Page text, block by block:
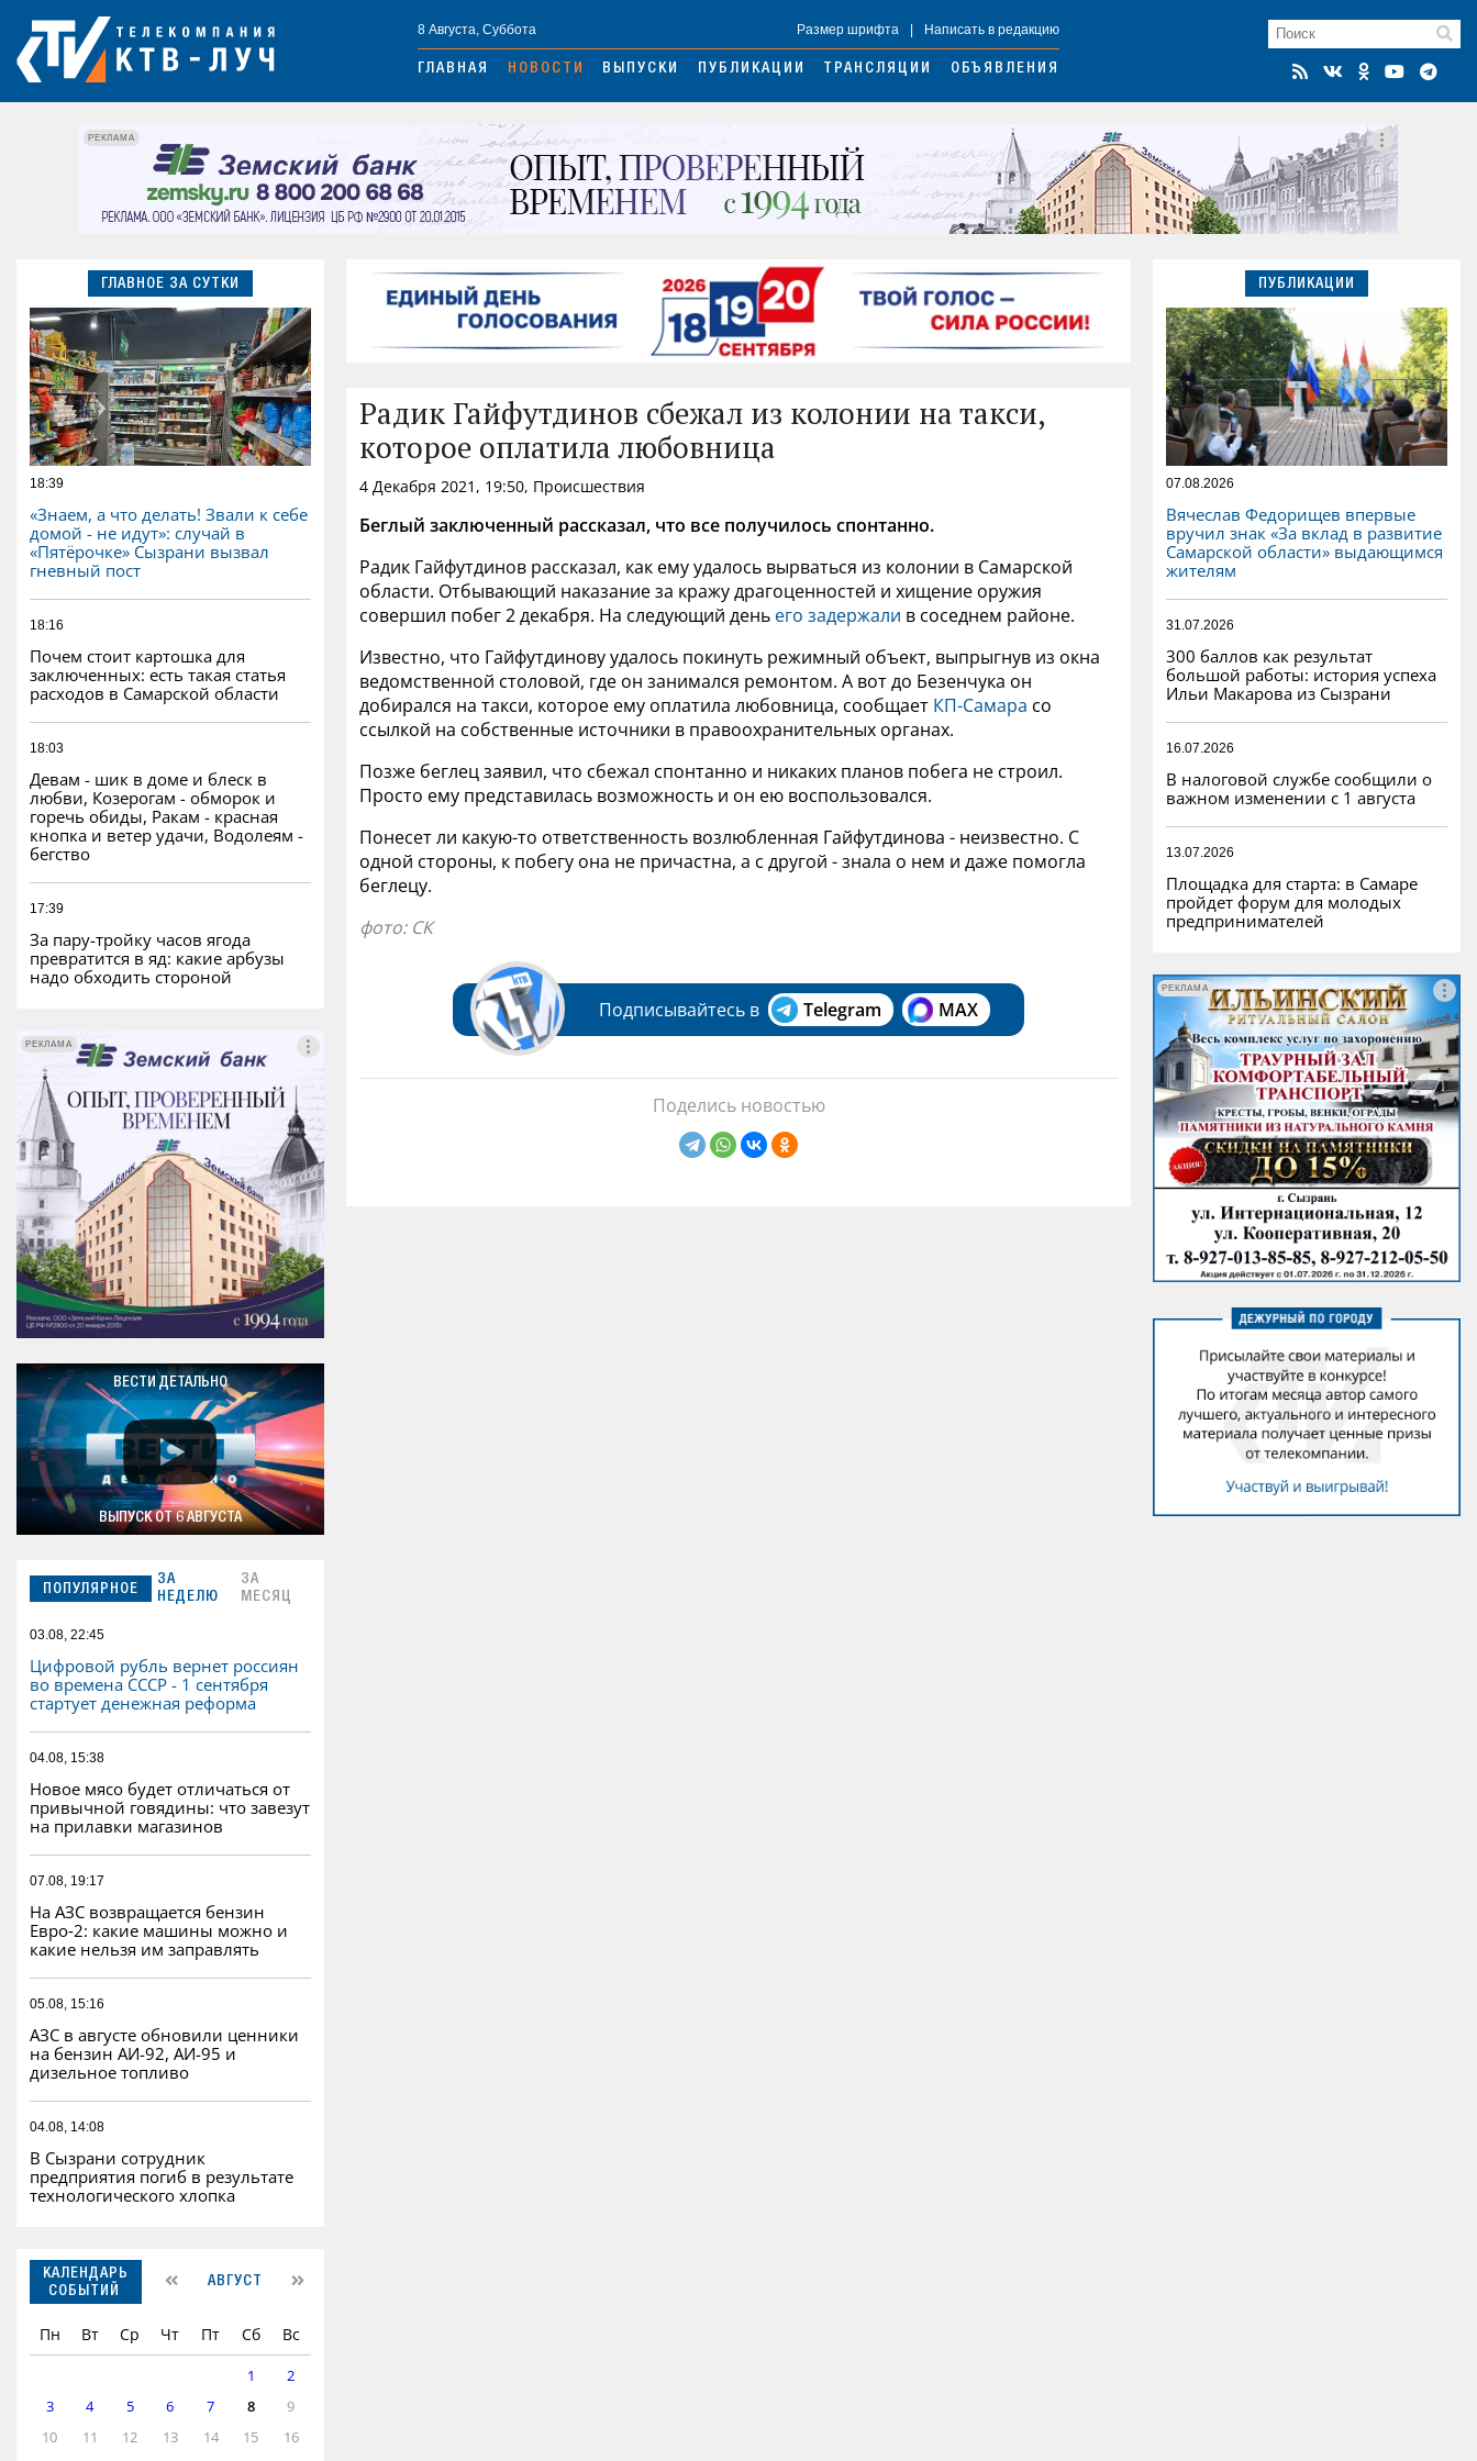
8 Августа, Суббота Размер шрифта Написать в редакцию
ГЛАВНАЯ НОВОСТИ ВЫПУСКИ ПУБЛИКАЦИИ ТРАНСЛЯЦИИ ОБЪЯВЛЕНИЯ
РЕКЛАМА
ГЛАВНОЕ ЗА СУТКИ
18:39
«Знаем, а что делать! Звали к себе
домой - не идут»: случай в
«Пятёрочке» Сызрани вызвал
гневный пост
18:16
Почем стоит картошка для
заключенных: есть такая статья
расходов в Самарской области
18:03
Девам - шик в доме и блеск в
любви, Козерогам - обморок и
горечь обиды, Ракам - красная
кнопка и ветер удачи, Водолеям -
бегство
17:39
За пару-тройку часов ягода
превратится в яд: какие арбузы
надо обходить стороной
РЕКЛАМА
РЕКЛАМА
ВЕСТИ ДЕТАЛЬНО
ВЫПУСК ОТ 6 АВГУСТА
ПОПУЛЯРНОЕ
ЗА
НЕДЕЛЮ
ЗА
МЕСЯЦ
03.08, 22:45
Цифровой рубль вернет россиян
во времена СССР - 1 сентября
стартует денежная реформа
04.08, 15:38
Новое мясо будет отличаться от
привычной говядины: что завезут
на прилавки магазинов
07.08, 19:17
На АЗС возвращается бензин
Евро‑2: какие машины можно и
какие нельзя им заправлять
05.08, 15:16
АЗС в августе обновили ценники
на бензин АИ-92, АИ-95 и
дизельное топливо
04.08, 14:08
В Сызрани сотрудник
предприятия погиб в результате
технологического хлопка
КАЛЕНДАРЬ
СОБЫТИЙ
АВГУСТ
Пн Вт Ср Чт Пт Сб Вс
1
2
3
4 5 6 7 8
9
10
11 12 13 14 15
16
Радик Гайфутдинов сбежал из колонии на такси,
которое оплатила любовница
4 Декабря 2021, 19:50, Происшествия
Беглый заключенный рассказал, что все получилось спонтанно.
Радик Гайфутдинов рассказал, как ему удалось вырваться из колонии в Самарской
области. Отбывающий наказание за кражу драгоценностей и хищение оружия
совершил побег 2 декабря. На следующий день его задержали в соседнем районе.
Известно, что Гайфутдинову удалось покинуть режимный объект, выпрыгнув из окна
ведомственной столовой, где он занимался ремонтом. А вот до Безенчука он
добирался на такси, которое ему оплатила любовница, сообщает КП-Самара со
ссылкой на собственные источники в правоохранительных органах.
Позже беглец заявил, что сбежал спонтанно и никаких планов побега не строил.
Просто ему представилась возможность и он ею воспользовался.
Понесет ли какую-то ответственность возлюбленная Гайфутдинова - неизвестно. С
одной стороны, к побегу она не причастна, а с другой - знала о нем и даже помогла
беглецу.
фото: СК
Подписывайтесь в Telegram MAX
Поделись новостью
ПУБЛИКАЦИИ
07.08.2026
Вячеслав Федорищев впервые
вручил знак «За вклад в развитие
Самарской области» выдающимся
жителям
31.07.2026
300 баллов как результат
большой работы: история успеха
Ильи Макарова из Сызрани
16.07.2026
В налоговой службе сообщили о
важном изменении с 1 августа
13.07.2026
Площадка для старта: в Самаре
пройдет форум для молодых
предпринимателей
РЕКЛАМА